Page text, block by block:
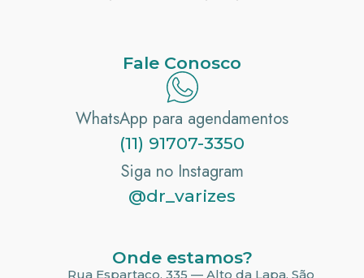
Fale Conosco
WhatsApp para agendamentos
(11) 91707-3350
Siga no Instagram
@dr_varizes
Onde estamos?
Rua Espartaco, 335 — Alto da Lapa, São